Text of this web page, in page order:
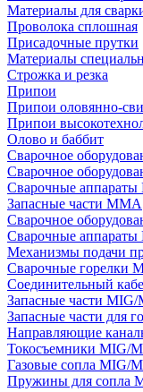
Материалы для
Проволока сплошная
Присадочные прутки
Материалы
Строжка и резка
Припои
Припои оловянно-
Припои
Олово и баббит
Сварочное
Сварочное
Сварочные аппараты
Запасные части MMA
Сварочное
Сварочные
Механизмы подачи
Сварочные горелки
Соединительный
Запасные части
Запасные части для
Направляющие
Токосъемники MIG/
Газовые сопла MIG/
Пружины для сопла